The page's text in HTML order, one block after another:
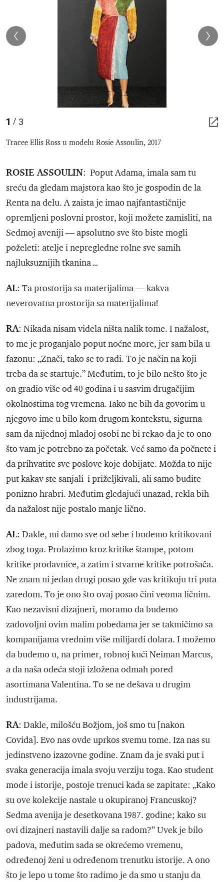
1 / 3
Tracee Ellis Ross u modelu Rosie Assoulin, 2017
ROSIE ASSOULIN: Poput Adama, imala sam tu
sreću da gledam majstora kao što je gospodin de la
Renta na delu. A zaista je imao najfantastičnije
opremljeni poslovni prostor, koji možete zamisliti, na
Sedmoj aveniji — apsolutno sve što biste mogli
poželeti: atelje i nepregledne rolne sve samih
najluksuznijih tkanina …
AL: Ta prostorija sa materijalima — kakva
neverovatna prostorija sa materijalima!
RA: Nikada nisam videla ništa nalik tome. I nažalost,
to me je proganjalo poput noćne more, jer sam bila u
fazonu: „Znači, tako se to radi. To je način na koji
treba da se startuje.” Međutim, to je bilo nešto što je
on gradio više od 40 godina i u sasvim drugačijim
okolnostima tog vremena. Iako ne bih da govorim u
njegovo ime u bilo kom drugom kontekstu, sigurna
sam da nijednoj mladoj osobi ne bi rekao da je to ono
što vam je potrebno za početak. Već samo da počnete i
da prihvatite sve poslove koje dobijate. Možda to nije
put kakav ste sanjali i priželjkivali, ali samo budite
ponizno hrabri. Međutim gledajući unazad, rekla bih
da nažalost nije postalo manje lično.
AL: Dakle, mi damo sve od sebe i budemo kritikovani
zbog toga. Prolazimo kroz kritike štampe, potom
kritike prodavnice, a zatim i stvarne kritike potrošača.
Ne znam ni jedan drugi posao gde vas kritikuju tri puta
zaredom. To je ono što ovaj posao čini veoma ličnim.
Kao nezavisni dizajneri, moramo da budemo
zadovoljni ovim malim pobedama jer se takmičimo sa
kompanijama vrednim više milijardi dolara. I možemo
da budemo u, na primer, robnoj kući Neiman Marcus,
a da naša odeća stoji izložena odmah pored
asortimana Valentina. To se ne dešava u drugim
industrijama.
RA: Dakle, milošću Božjom, još smo tu [nakon
Covida]. Evo nas ovde uprkos svemu tome. Iza nas su
jedinstveno izazovne godine. Znam da je svaki put i
svaka generacija imala svoju verziju toga. Kao student
mode i istorije, postoje trenuci kada se zapitate: „Kako
su ove kolekcije nastale u okupiranoj Francuskoj?
Sedma avenija je desetkovana 1987. godine; kako su
ovi dizajneri nastavili dalje sa radom?” Uvek je bilo
padova, međutim sada se okrećemo vremenu,
određenoj ženi u određenom trenutku istorije. A ono
što je lepo u tome što radimo je da smo u stanju da